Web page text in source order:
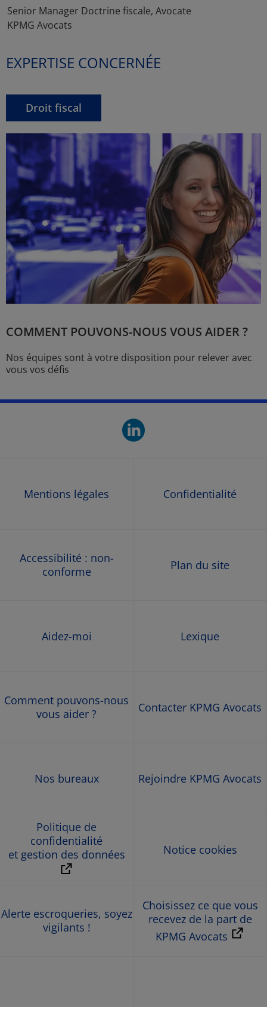
Senior Manager Doctrine fiscale, Avocate
KPMG Avocats
EXPERTISE CONCERNÉE
Droit fiscal
COMMENT POUVONS-NOUS VOUS AIDER ?
Nos équipes sont à votre disposition pour relever avec
vous vos défis
linkedin.
Mentions légales Confidentialité
Accessibilité : non-
conforme
Plan du site
Aidez-moi Lexique
Comment pouvons-nous
vous aider ?
Contacter KPMG Avocats
Nos bureaux Rejoindre KPMG Avocats
Politique de
confidentialité
et gestion des données
Notice cookies
Alerte escroqueries, soyez
vigilants !
Choisissez ce que vous
recevez de la part de
KPMG Avocats